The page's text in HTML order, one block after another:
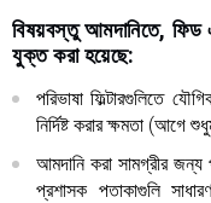
বিষয়বস্তু আমদানিতে, ফিড
যুক্ত করা হয়েছে:
পরিভাষা ফিল্টারগুলিতে
নির্দিষ্ট করার ক্ষমতা (আগে
আমদানি করা সামগ্রীর জন্য
প্রশাসক পতাকাগুলি